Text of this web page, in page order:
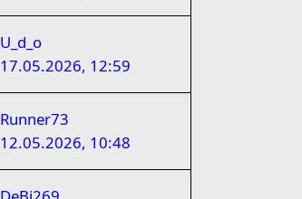
U_d_o
17.05.2026, 12:59
Runner73
12.05.2026, 10:48